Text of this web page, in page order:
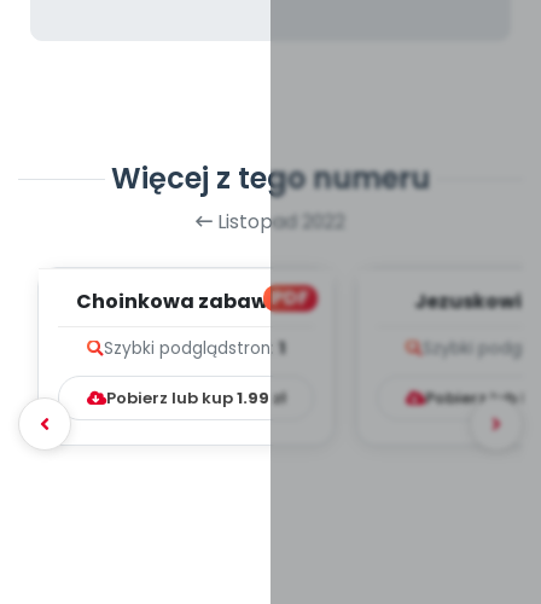
Więcej z tego numeru
Listopad 2022
PDF
Choinkowa zabawa -
Szybki podglądstron: 1
Pobierz lub kup1.99 zł
Jezuskowi -
Szybki
Pobierz lub